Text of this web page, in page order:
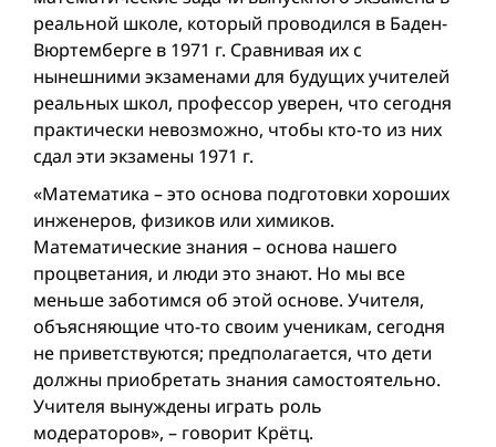
реальной школе, который проводился в Баден-
Вюртемберге в 1971 г. Сравнивая их c
нынешними экзаменами для будущих учителей
реальных школ, профессор уверен, что сегодня
практически невозможно, чтобы кто-то из них
сдал эти экзамены 1971 г.
«Математика – это основа подготовки хороших
инженеров, физиков или химиков.
Математические знания – основа нашего
процветания, и люди это знают. Но мы все
меньше заботимся об этой основе. Учителя,
объясняющие что-то своим ученикам, сегодня
не приветствуются; предполагается, что дети
должны приобретать знания самостоятельно.
Учителя вынуждены играть роль
модераторов», – говорит Крётц.